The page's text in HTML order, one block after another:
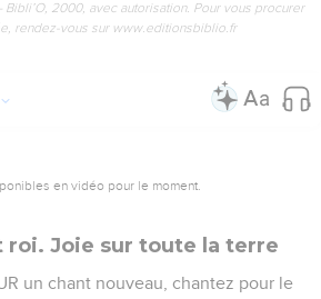
2000, avec autorisation. Pour vous procurer
rendez-vous sur www.editionsbiblio.fr
en vidéo pour le moment.
roi. Joie sur toute la terre
un chant nouveau, chantez pour le